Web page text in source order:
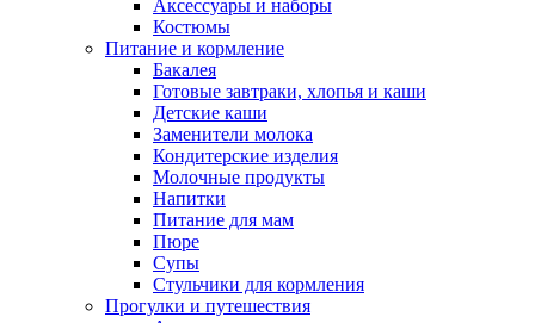
Аксессуары и наборы
Костюмы
Питание и кормление
Бакалея
Готовые завтраки, хлопья и каши
Детские каши
Заменители молока
Кондитерские изделия
Молочные продукты
Напитки
Питание для мам
Пюре
Супы
Стульчики для кормления
Прогулки и путешествия